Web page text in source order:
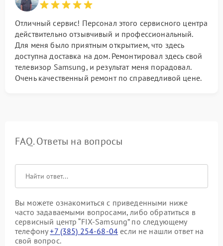
Отличный сервис! Персонал этого сервисного центра
действительно отзывчивый и профессиональный.
Для меня было приятным открытием, что здесь
доступна доставка на дом. Ремонтировал здесь свой
телевизор Samsung, и результат меня порадовал.
Очень качественный ремонт по справедливой цене.
FAQ. Ответы на вопросы
Вы можете ознакомиться с приведенными ниже
часто задаваемыми вопросами, либо обратиться в
сервисный центр “FIX-Samsung” по следующему
телефону+7 (385) 254-68-04 если не нашли ответ на
свой вопрос.